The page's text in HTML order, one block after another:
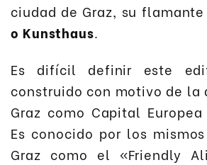
ciudad de Graz, su flamante
o Kunsthaus.
Es difícil definir este
construido con motivo de la
Graz como Capital
Es conocido por los
Graz como el «Friendly